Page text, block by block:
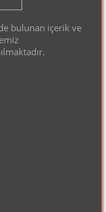
bulunan içerik ve